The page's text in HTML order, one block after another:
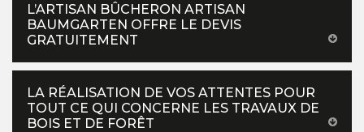
L’ARTISAN BÛCHERON ARTISAN
BAUMGARTEN OFFRE LE DEVIS
GRATUITEMENT
LA RÉALISATION DE VOS ATTENTES POUR
TOUT CE QUI CONCERNE LES TRAVAUX DE
BOIS ET DE FORÊT